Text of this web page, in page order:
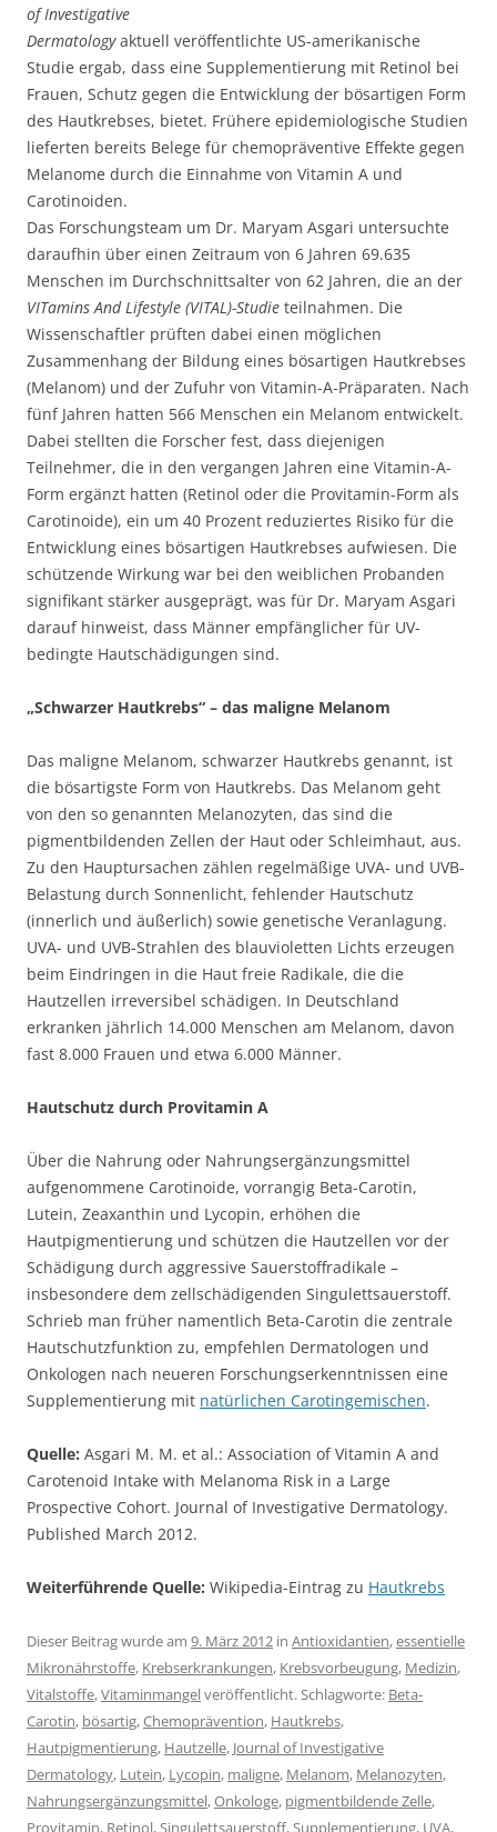
of Investigative
Dermatologyaktuell veröffentlichte US-amerikanische
Studie ergab, dass eine Supplementierung mit Retinol bei
Frauen, Schutz gegen die Entwicklung der bösartigen Form
des Hautkrebses, bietet. Frühere epidemiologische Studien
lieferten bereits Belege für chemopräventive Effekte gegen
Melanome durch die Einnahme von Vitamin A und
Carotinoiden.
Das Forschungsteam um Dr. Maryam Asgari untersuchte
daraufhin über einen Zeitraum von 6 Jahren 69.635
Menschen im Durchschnittsalter von 62 Jahren, die an der
VITamins And Lifestyle (VITAL)-Studie teilnahmen. Die
Wissenschaftler prüften dabei einen möglichen
Zusammenhang der Bildung eines bösartigen Hautkrebses
(Melanom) und der Zufuhr von Vitamin-A-Präparaten. Nach
fünf Jahren hatten 566 Menschen ein Melanom entwickelt.
Dabei stellten die Forscher fest, dass diejenigen
Teilnehmer, die in den vergangen Jahren eine Vitamin-A-
Form ergänzt hatten (Retinol oder die Provitamin-Form als
Carotinoide), ein um 40 Prozent reduziertes Risiko für die
Entwicklung eines bösartigen Hautkrebses aufwiesen. Die
schützende Wirkung war bei den weiblichen Probanden
signifikant stärker ausgeprägt, was für Dr. Maryam Asgari
darauf hinweist, dass Männer empfänglicher für UV-
bedingte Hautschädigungen sind.
„Schwarzer Hautkrebs“ – das maligne Melanom
Das maligne Melanom, schwarzer Hautkrebs genannt, ist
die bösartigste Form von Hautkrebs. Das Melanom geht
von den so genannten Melanozyten, das sind die
pigmentbildenden Zellen der Haut oder Schleimhaut, aus.
Zu den Hauptursachen zählen regelmäßige UVA- und UVB-
Belastung durch Sonnenlicht, fehlender Hautschutz
(innerlich und äußerlich) sowie genetische Veranlagung.
UVA- und UVB-Strahlen des blauvioletten Lichts erzeugen
beim Eindringen in die Haut freie Radikale, die die
Hautzellen irreversibel schädigen. In Deutschland
erkranken jährlich 14.000 Menschen am Melanom, davon
fast 8.000 Frauen und etwa 6.000 Männer.
Hautschutz durch Provitamin A
Über die Nahrung oder Nahrungsergänzungsmittel
aufgenommene Carotinoide, vorrangig Beta-Carotin,
Lutein, Zeaxanthin und Lycopin, erhöhen die
Hautpigmentierung und schützen die Hautzellen vor der
Schädigung durch aggressive Sauerstoffradikale –
insbesondere dem zellschädigenden Singulettsauerstoff.
Schrieb man früher namentlich Beta-Carotin die zentrale
Hautschutzfunktion zu, empfehlen Dermatologen und
Onkologen nach neueren Forschungserkenntnissen eine
Supplementierung mit natürlichen Carotingemischen.
Quelle: Asgari M. M. et al.: Association of Vitamin A and
Carotenoid Intake with Melanoma Risk in a Large
Prospective Cohort. Journal of Investigative Dermatology.
Published March 2012.
Weiterführende Quelle: Wikipedia-Eintrag zu Hautkrebs
Dieser Beitrag wurde am 9. März 2012 in Antioxidantien,essentielle
Mikronährstoffe, Krebserkrankungen, Krebsvorbeugung, Medizin,
Vitalstoffe,Vitaminmangelveröffentlicht. Schlagworte: Beta-
Carotin, bösartig,Chemoprävention, Hautkrebs,
Hautpigmentierung, Hautzelle, Journal of Investigative
Dermatology, Lutein, Lycopin, maligne, Melanom, Melanozyten,
Nahrungsergänzungsmittel,Onkologe, pigmentbildende Zelle,